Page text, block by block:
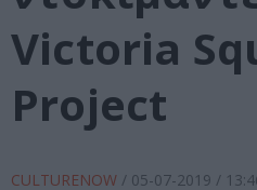
Victoria
Project
CULTURENOW / 05-07-2019 /